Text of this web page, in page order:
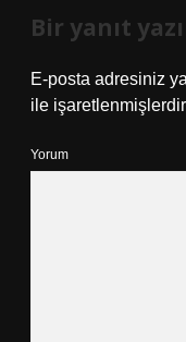
Bir yanıt
E-posta adresiniz
ile işaretlenmişlerdir
Yorum